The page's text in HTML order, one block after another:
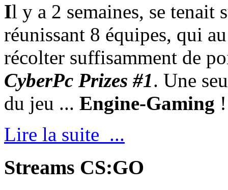
Il y a 2 semaines, se tenait
réunissant 8 équipes, qui
récolter suffisamment de
CyberPc Prizes #1. Une
du jeu ... Engine-Gaming !
Lire la suite ...
Streams CS:GO